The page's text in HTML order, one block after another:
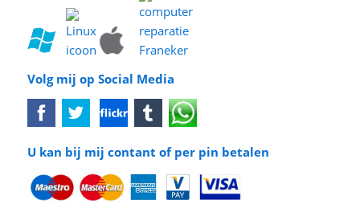
Volg mij op Social Media
U kan bij mij contant of per pin betalen